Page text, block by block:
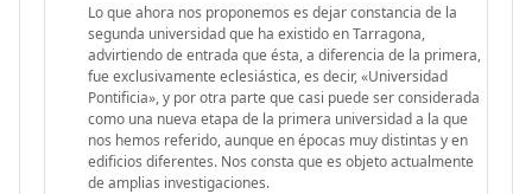
Lo que ahora nos proponemos es dejar constancia de la
segunda universidad que ha existido en Tarragona,
advirtiendo de entrada que ésta, a diferencia de la primera,
fue exclusivamente eclesiástica, es decir, «Universidad
Pontificia», y por otra parte que casi puede ser considerada
como una nueva etapa de la primera universidad a la que
nos hemos referido, aunque en épocas muy distintas y en
edificios diferentes. Nos consta que es objeto actualmente
de amplias investigaciones.